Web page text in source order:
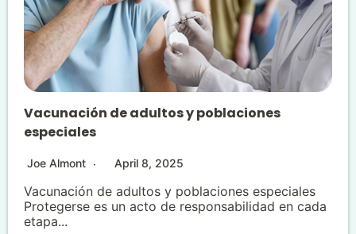
Vacunación de adultos y poblaciones
especiales
Joe Almont April 8, 2025
Vacunación de adultos y poblaciones especiales
Protegerse es un acto de responsabilidad en cada
etapa...